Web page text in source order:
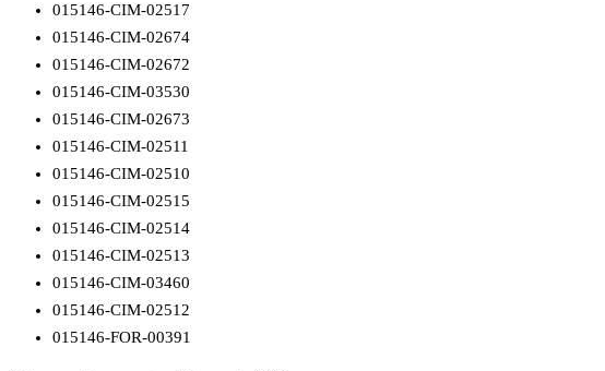
015146-CIM-02517
015146-CIM-02674
015146-CIM-02672
015146-CIM-03530
015146-CIM-02673
015146-CIM-02511
015146-CIM-02510
015146-CIM-02515
015146-CIM-02514
015146-CIM-02513
015146-CIM-03460
015146-CIM-02512
015146-FOR-00391